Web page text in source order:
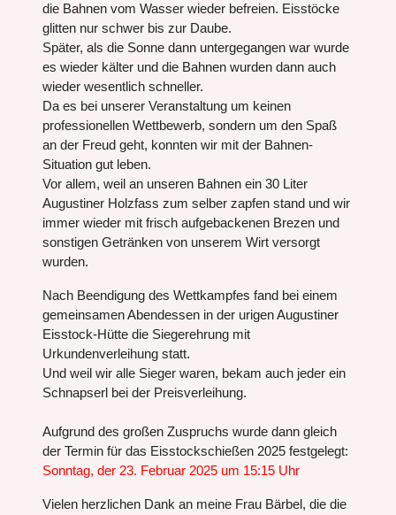
die Bahnen vom Wasser wieder befreien. Eisstöcke
glitten nur schwer bis zur Daube.
Später, als die Sonne dann untergegangen war wurde
es wieder kälter und die Bahnen wurden dann auch
wieder wesentlich schneller.
Da es bei unserer Veranstaltung um keinen
professionellen Wettbewerb, sondern um den Spaß
an der Freud geht, konnten wir mit der Bahnen-
Situation gut leben.
Vor allem, weil an unseren Bahnen ein 30 Liter
Augustiner Holzfass zum selber zapfen stand und wir
immer wieder mit frisch aufgebackenen Brezen und
sonstigen Getränken von unserem Wirt versorgt
wurden.
Nach Beendigung des Wettkampfes fand bei einem
gemeinsamen Abendessen in der urigen Augustiner
Eisstock-Hütte die Siegerehrung mit
Urkundenverleihung statt.
Und weil wir alle Sieger waren, bekam auch jeder ein
Schnapserl bei der Preisverleihung.
Aufgrund des großen Zuspruchs wurde dann gleich
der Termin für das Eisstockschießen 2025 festgelegt:
Sonntag, der 23. Februar 2025 um 15:15 Uhr
Vielen herzlichen Dank an meine Frau Bärbel, die die